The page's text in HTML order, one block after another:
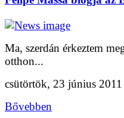
Ma, szerdán érkeztem
otthon...
csütörtök, 23 június 2011
Bővebben